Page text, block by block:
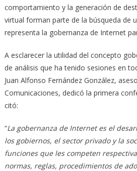
comportamiento y la generación de
virtual forman parte de la búsqueda de
representa la gobernanza de Internet
A esclarecer la utilidad del concepto
de análisis que ha tenido sesiones en
Juan Alfonso Fernández González,
Comunicaciones, dedicó la primera
citó:
“La gobernanza de Internet es el
los gobiernos, el sector privado y la
funciones que les competen
normas, reglas, procedimientos de